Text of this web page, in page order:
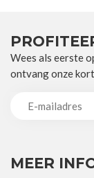
MEER
Wees als eerste
ontvang onze